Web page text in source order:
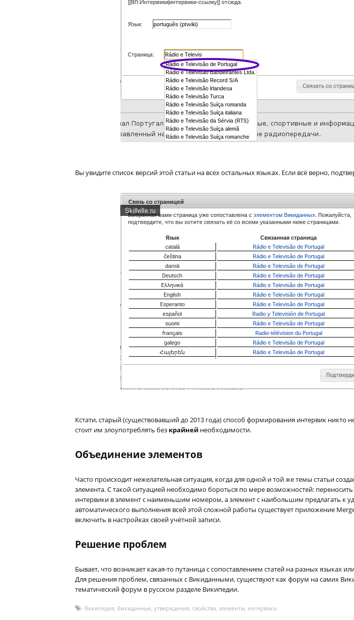
Вы увидите список версий этой статьи на всех остальных языках. Если всё верно,
Кстати, старый (существовавший до 2013 года) способ формирования интервик никто
стоит им злоупотреблять без крайней необходимости.
Объединение элементов
Часто происходит нежелательная ситуация, когда для одной и той же темы статьи
элемента. С такой ситуацией необходимо бороться по мере возможностей:
интервики в элемент с наименьшим номером, а элемент с наибольшим предлагать к
автоматического выполнения всей этой сложной работы существует приложение
включить в настройках своей учётной записи.
Решение проблем
Бывает, что возникает какая-то путаница с сопоставлением статей на разных языках
Для решения проблем, связанных с Викиданными, существуют как форум на самих
тематический форум в русском разделе Википедии.
Википедия, Викиданные,утверждения,свойства,элементы, интервики